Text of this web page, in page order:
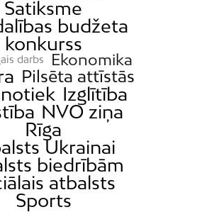
Satiksme
budžeta
konkurss
darbs Ekonomika
Pilsēta attīstās
Izglītība
NVO ziņa
Rīga
Ukrainai
biedrībām
atbalsts
Sports